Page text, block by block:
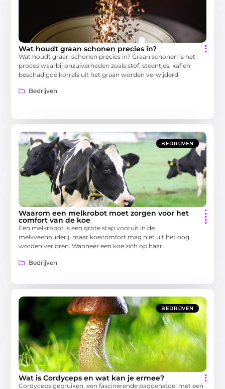
Wat houdt graan schonen precies in?
Wat houdt graan schonen precies in? Graan schonen is het
proces waarbij onzuiverheden zoals stof, steentjes, kaf en
beschadigde korrels uit het graan worden verwijderd.
Bedrijven
BEDRIJVEN
Waarom een melkrobot moet zorgen voor het
comfort van de koe
Een melkrobot is een grote stap vooruit in de
melkveehouderij, maar koecomfort mag niet uit het oog
worden verloren. Wanneer een koe zich op haar
Bedrijven
BEDRIJVEN
Wat is Cordyceps en wat kan je ermee?
Cordyceps gebruiken, een fascinerende paddenstoel met een